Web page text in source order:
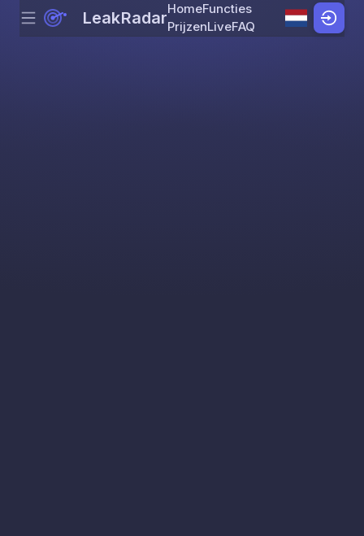
Skip to content
Menu LeakRadarHomeFuncties
PrijzenLiveFAQ